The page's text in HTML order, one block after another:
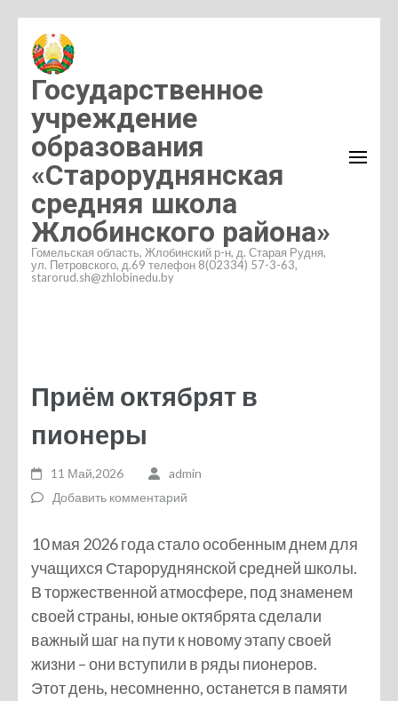
содержимому
(нажмите
Enter)
Государственное
учреждение
образования
«Староруднянская
средняя школа
Жлобинского района»
Гомельская область, Жлобинский р-н, д. Старая Рудня,
ул. Петровского, д.69 телефон 8(02334) 57-3-63,
starorud.sh@zhlobinedu.by
Приём октябрят в
пионеры
11 Май,2026
admin
Добавить комментарий
10 мая 2026 года стало особенным днем для
учащихся Староруднянской средней школы.
В торжественной атмосфере, под знаменем
своей страны, юные октябрята сделали
важный шаг на пути к новому этапу своей
жизни – они вступили в ряды пионеров.
Этот день, несомненно, останется в памяти